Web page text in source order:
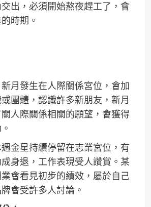
出，必須開始熬夜趕工了，會
時期。
月發生在人際關係宮位，會加
團體，認識許多新朋友，新月
人際關係相關的願望，會獲得
金星持續停留在志業宮位，有
身退，工作表現受人讚賞。某
會看見初步的績效，屬於自己
會受許多人討論。